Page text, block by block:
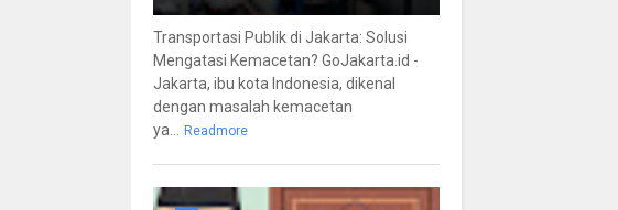
Transportasi Publik di Jakarta: Solusi
Mengatasi Kemacetan? GoJakarta.id -
Jakarta, ibu kota Indonesia, dikenal
dengan masalah kemacetan
ya... Readmore